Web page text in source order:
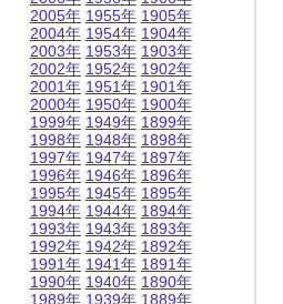
2005年
2004年
2003年
2002年
2001年
2000年
1999年
1998年
1997年
1996年
1995年
1994年
1993年
1992年
1991年
1990年
1989年
1955年
1954年
1953年
1952年
1951年
1950年
1949年
1948年
1947年
1946年
1945年
1944年
1943年
1942年
1941年
1940年
1939年
1905年
1904年
1903年
1902年
1901年
1900年
1899年
1898年
1897年
1896年
1895年
1894年
1893年
1892年
1891年
1890年
1889年